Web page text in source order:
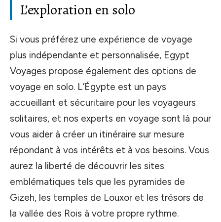
L’exploration en solo
Si vous préférez une expérience de voyage
plus indépendante et personnalisée, Egypt
Voyages propose également des options de
voyage en solo. L’Égypte est un pays
accueillant et sécuritaire pour les voyageurs
solitaires, et nos experts en voyage sont là pour
vous aider à créer un itinéraire sur mesure
répondant à vos intérêts et à vos besoins. Vous
aurez la liberté de découvrir les sites
emblématiques tels que les pyramides de
Gizeh, les temples de Louxor et les trésors de
la vallée des Rois à votre propre rythme.